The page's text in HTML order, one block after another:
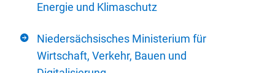
Energie und Klimaschutz
Niedersächsisches Ministerium für
Wirtschaft, Verkehr, Bauen und